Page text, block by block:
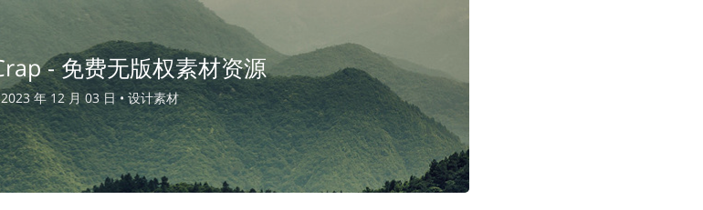
- 免费无版权素材资源
2023 年 12 月 03 日 • 设计素材